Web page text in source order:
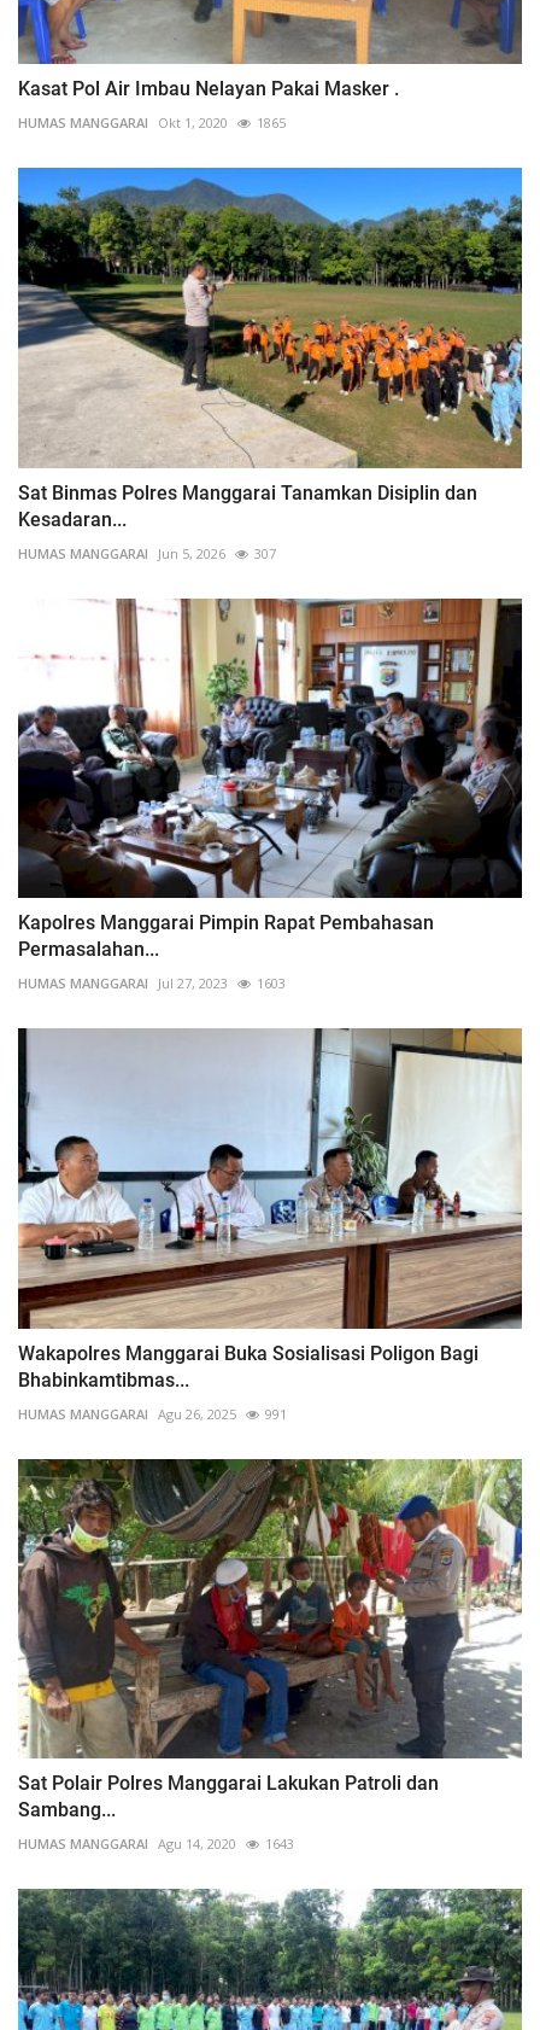
Kasat Pol Air Imbau Nelayan Pakai Masker .
HUMAS MANGGARAI Okt 1, 2020 1865
Sat Binmas Polres Manggarai Tanamkan Disiplin dan
Kesadaran...
HUMAS MANGGARAI Jun 5, 2026 307
Kapolres Manggarai Pimpin Rapat Pembahasan
Permasalahan...
HUMAS MANGGARAI Jul 27, 2023 1603
Wakapolres Manggarai Buka Sosialisasi Poligon Bagi
Bhabinkamtibmas...
HUMAS MANGGARAI Agu 26, 2025 991
Sat Polair Polres Manggarai Lakukan Patroli dan
Sambang...
HUMAS MANGGARAI Agu 14, 2020 1643